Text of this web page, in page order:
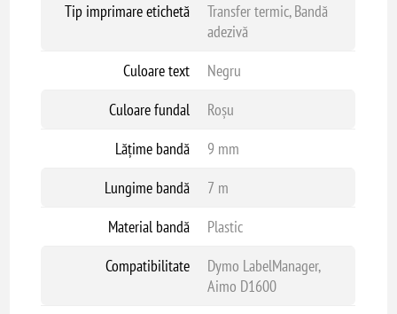
Tip imprimare etichetă
Transfer termic, Bandă
adezivă
Culoare text
Negru
Culoare fundal
Roșu
Lățime bandă
9 mm
Lungime bandă
7 m
Material bandă
Plastic
Compatibilitate
Dymo LabelManager,
Aimo D1600